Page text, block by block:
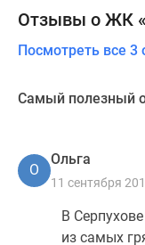
Отзывы о ЖК
Посмотреть все 3
Самый полезный
О
Ольга
11 сентября
В
из самых